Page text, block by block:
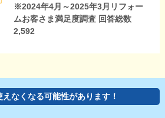
※2024年4月～2025年3月リフォー
ムお客さま満足度調査 回答総数
2,592
なくなる可能性があります！